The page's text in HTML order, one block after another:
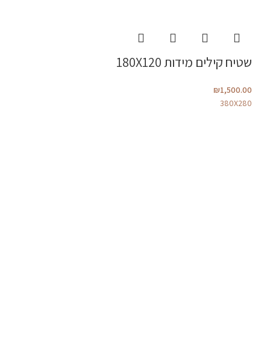
שטיח קילים מידות 180X120
₪1,500.00
380X280